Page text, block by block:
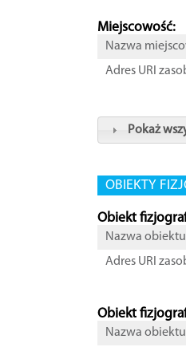
Miejscowość:
Nazwa
Adres URI
Pokaż
OBIEKTY
Obiekt
Nazwa
Adres URI
Obiekt
Nazwa